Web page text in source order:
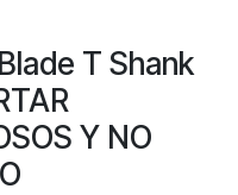
T Shank
Y NO